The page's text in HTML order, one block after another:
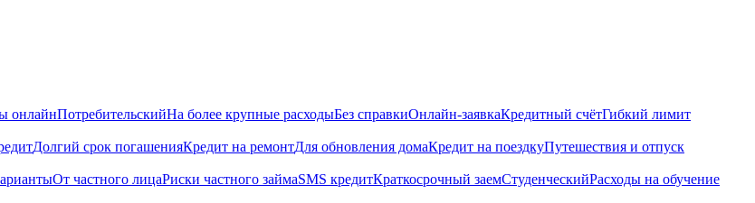
онлайнПотребительскийНа более крупные расходыБез справкиОнлайн-заявкаКредитный счётГибкий лимит
Долгий срок погашенияКредит на ремонтДля обновления домаКредит на поездкуПутешествия и отпуск
От частного лицаРиски частного займаSMS кредитКраткосрочный заемСтуденческийРасходы на обучение